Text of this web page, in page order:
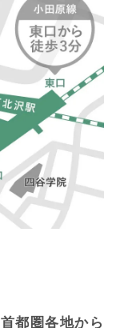
都圏各地から